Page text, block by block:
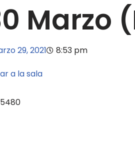
Marzo
29, 2021 8:53 pm
a la sala